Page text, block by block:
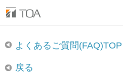
よくあるご質問(FAQ)TOP
戻る